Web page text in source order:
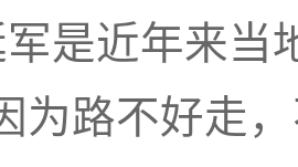
军是近年来当
为路不好走